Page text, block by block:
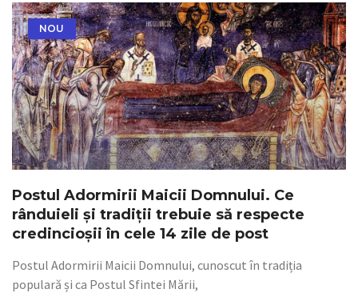
NOU
Postul Adormirii Maicii Domnului. Ce
rânduieli și tradiții trebuie să respecte
credincioșii în cele 14 zile de post
Postul Adormirii Maicii Domnului, cunoscut în tradiția
populară și ca Postul Sfintei Mării,